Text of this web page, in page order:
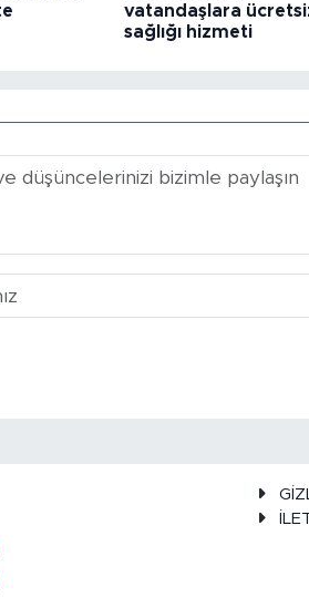
vatandaşlara
sağlığı hizmeti